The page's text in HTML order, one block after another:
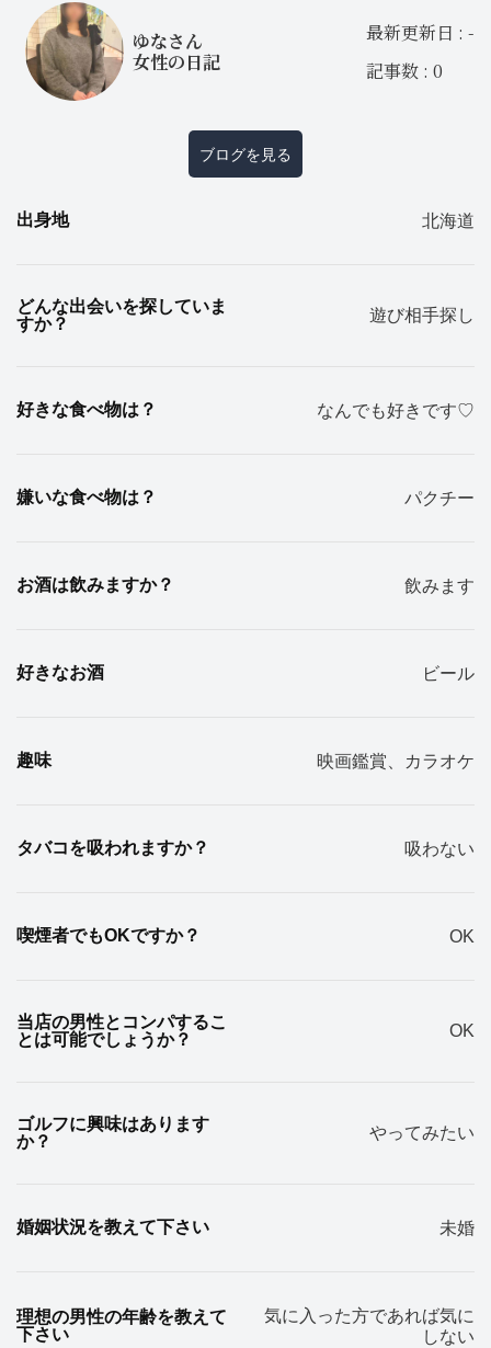
ゆなさん
女性の日記
最新更新日 : -
記事数 : 0
ブログを見る
出身地 北海道
どんな出会いを探していま
すか？
遊び相手探し
好きな食べ物は？ なんでも好きです♡
嫌いな食べ物は？ パクチー
お酒は飲みますか？ 飲みます
好きなお酒 ビール
趣味 映画鑑賞、カラオケ
タバコを吸われますか？ 吸わない
喫煙者でもOKですか？ OK
当店の男性とコンパするこ
とは可能でしょうか？
OK
ゴルフに興味はあります
か？
やってみたい
婚姻状況を教えて下さい 未婚
理想の男性の年齢を教えて
下さい
気に入った方であれば気に
しない